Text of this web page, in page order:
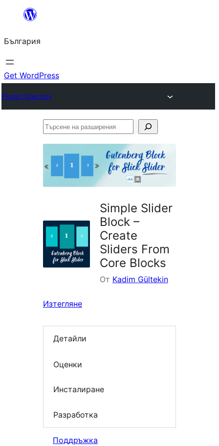
България
Get WordPress
Plugin Directory
Търсене
разширения
Simple Slider
Block –
Create
Sliders From
Core Blocks
От Kadim Gültekin
Изтегляне
Детайли
Оценки
Инсталиране
Разработка
Поддръжка